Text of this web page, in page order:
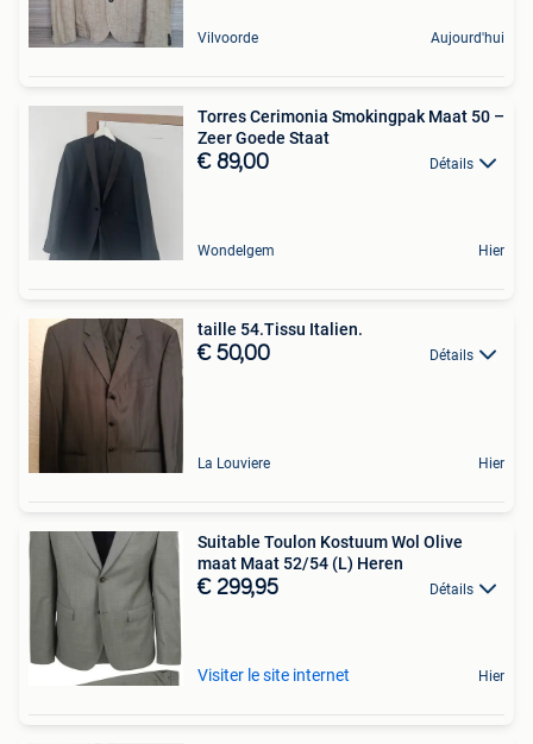
Vilvoorde Aujourd'hui
Torres Cerimonia Smokingpak Maat 50 –
Zeer Goede Staat
€ 89,00 Détails
Wondelgem Hier
taille 54.Tissu Italien.
€ 50,00 Détails
La Louviere Hier
Suitable Toulon Kostuum Wol Olive
maat Maat 52/54 (L) Heren
€ 299,95 Détails
Visiter le site internet Hier